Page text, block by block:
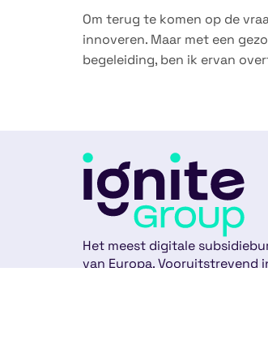
Om terug te komen op de
innoveren. Maar met een
begeleiding, ben ik ervan
Het meest digitale
van Europa. Vooruitstrevend